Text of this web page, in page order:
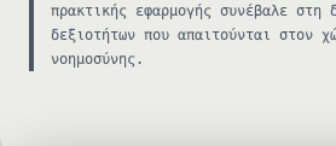
πρακτικής εφαρμογής συνέβαλε στη
δεξιοτήτων που απαιτούνται στον
νοημοσύνης.